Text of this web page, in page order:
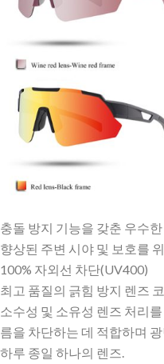
충돌 방지 기능을 갖춘 우수
향상된 주변 시야 및 보호를
100% 자외선 차단(UV400)
최고 품질의 긁힘 방지 렌즈
소수성 및 소유성 렌즈 처리
름을 차단하는 데 적합하며
하루 종일 하나의 렌즈.